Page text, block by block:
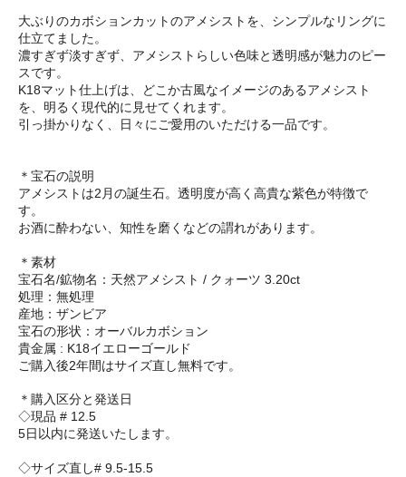
大ぶりのカボションカットのアメシストを、シンプルなリングに
仕立てました。
濃すぎず淡すぎず、アメシストらしい色味と透明感が魅力のピー
スです。
K18マット仕上げは、どこか古風なイメージのあるアメシスト
を、明るく現代的に見せてくれます。
引っ掛かりなく、日々にご愛用のいただける一品です。
＊宝石の説明
アメシストは2月の誕生石。透明度が高く高貴な紫色が特徴で
す。
お酒に酔わない、知性を磨くなどの謂れがあります。
＊素材
宝石名/鉱物名：天然アメシスト / クォーツ 3.20ct
処理：無処理
産地：ザンビア
宝石の形状：オーバルカボション
貴金属 : K18イエローゴールド
ご購入後2年間はサイズ直し無料です。
＊購入区分と発送日
◇現品 # 12.5
5日以内に発送いたします。
◇サイズ直し# 9.5-15.5